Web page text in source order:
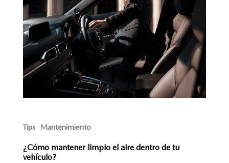
Tips Mantenimiento
¿Cómo mantener limpio el aire dentro de tu
vehículo?